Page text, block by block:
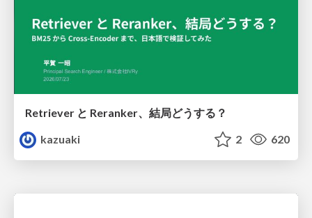
Retriever と Reranker、結局どうする？
kazuaki
2 620